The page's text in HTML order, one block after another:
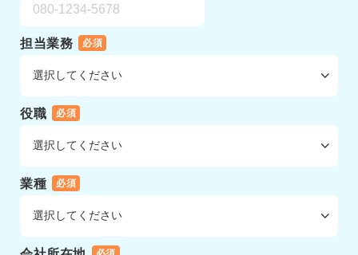
担当業務 必須
役職 必須
業種 必須